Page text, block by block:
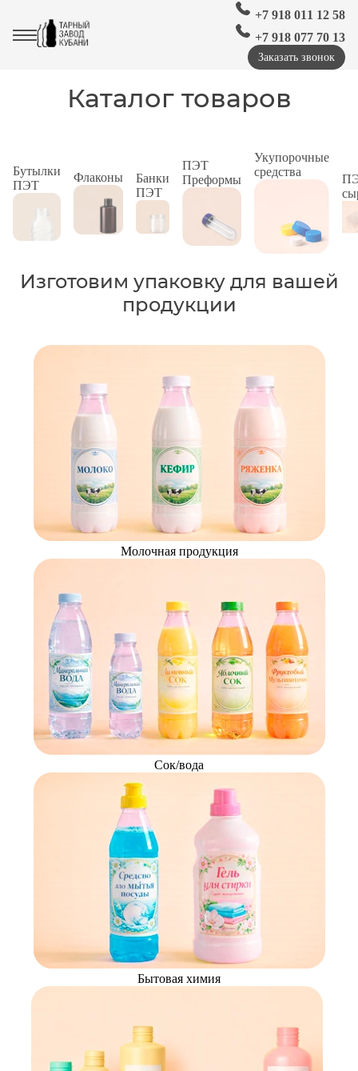
+7 918 011 12 58
+7 918 077 70 13
Заказать звонок
Каталог товаров
Бутылки
ПЭТ
Флаконы
Банки
ПЭТ
ПЭТ
Преформы
Укупорочные
средства
Изготовим упаковку для вашей
продукции
Молочная продукция
Сок/вода
Бытовая химия